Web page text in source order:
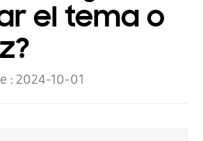
el tema o
:2024-10-01